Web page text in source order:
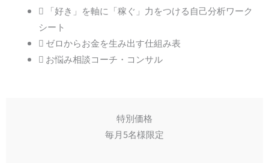
「好き」を軸に「稼ぐ」力をつける自己分析ワーク
シート
ゼロからお金を生み出す仕組み表
お悩み相談コーチ・コンサル
特別価格
毎月5名様限定